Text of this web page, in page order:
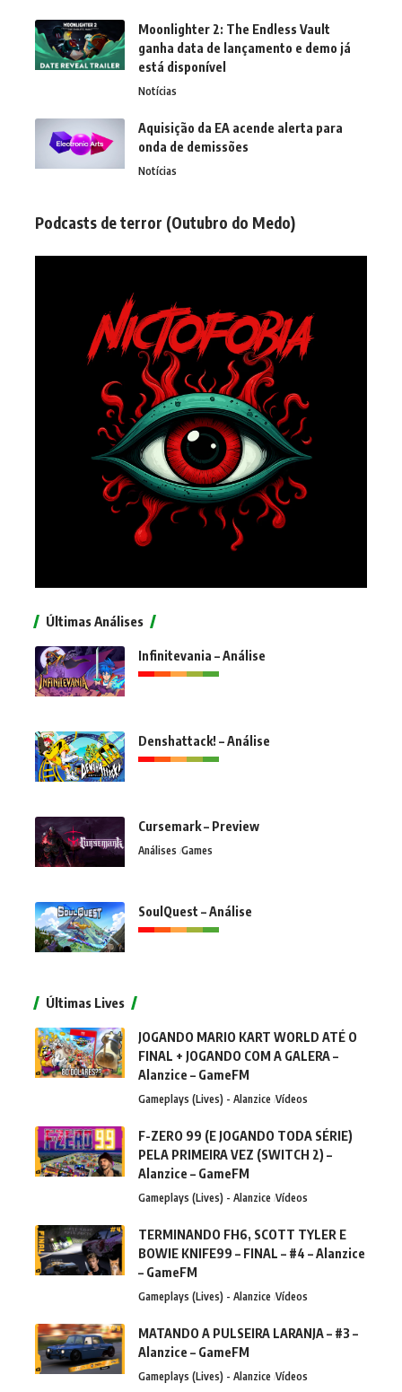
Moonlighter 2: The Endless Vault
ganha data de lançamento e demo já
está disponível
Notícias
Aquisição da EA acende alerta para
onda de demissões
Notícias
Podcasts de terror (Outubro do Medo)
Últimas Análises
Infinitevania – Análise
Denshattack! – Análise
Cursemark – Preview
Análises Games
SoulQuest – Análise
Últimas Lives
JOGANDO MARIO KART WORLD ATÉ O
FINAL + JOGANDO COM A GALERA –
Alanzice – GameFM
Gameplays (Lives) - Alanzice Vídeos
F-ZERO 99 (E JOGANDO TODA SÉRIE)
PELA PRIMEIRA VEZ (SWITCH 2) –
Alanzice – GameFM
Gameplays (Lives) - Alanzice Vídeos
TERMINANDO FH6, SCOTT TYLER E
BOWIE KNIFE99 – FINAL – #4 – Alanzice
– GameFM
Gameplays (Lives) - Alanzice Vídeos
MATANDO A PULSEIRA LARANJA – #3 –
Alanzice – GameFM
Gameplays (Lives) - Alanzice Vídeos